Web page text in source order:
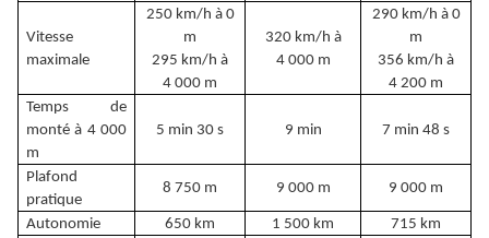
Vitesse
maximale
250 km/h à 0
m
295 km/h à
4 000 m
320 km/h à
4 000 m
290 km/h à 0
m
356 km/h à
4 200 m
Temps de
monté à 4 000
m
5 min 30 s 9 min 7 min 48 s
Plafond
pratique
8 750 m 9 000 m 9 000 m
Autonomie 650 km 1 500 km 715 km